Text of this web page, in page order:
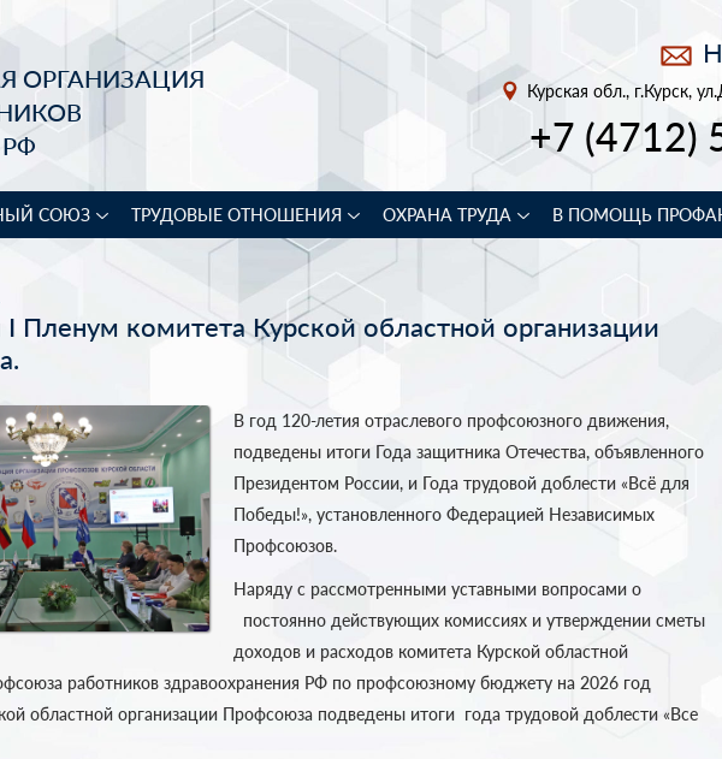
ОРГАНИЗАЦИЯ
Курская обл., г.Курск,
+7 (4712)
СОЮЗ ТРУДОВЫЕ ОТНОШЕНИЯ ОХРАНА ТРУДА В ПОМОЩЬ
I Пленум комитета Курской областной организации
В год 120-летия отраслевого профсоюзного движения,
подведены итоги Года защитника Отечества, объявленного
Президентом России, и Года трудовой доблести «Всё для
Победы!», установленного Федерацией Независимых
Профсоюзов.
Наряду с рассмотренными уставными вопросами о
постоянно действующих комиссиях и утверждении сметы
доходов и расходов комитета Курской областной
работников здравоохранения РФ по профсоюзному бюджету на 2026 год
областной организации Профсоюза подведены итоги года трудовой доблести «Все